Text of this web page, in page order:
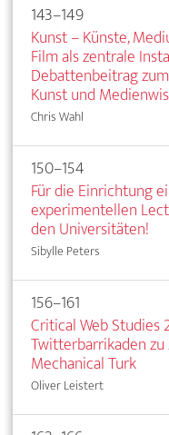
143–149
Kunst – Künste,
Film als zentrale
Debattenbeitrag
Kunst und
Chris Wahl
150–154
Für die Einrichtung
experimentellen
den Universitäten!
Sibylle Peters
156–161
Critical Web Studies
Twitterbarrikaden zu
Mechanical Turk
Oliver Leistert